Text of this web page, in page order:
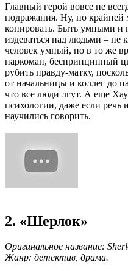
Главный герой вовсе не
подражания. Ну, по крайней
копировать. Быть умными и
издеваться над людьми – не
человек умный, но в то же
наркоман, беспринципный
рубить правду-матку,
от начальницы и коллег до
что все люди лгут. А еще
психологии, даже если речь
научились говорить.
2. «Шерлок»
Оригинальное название:
Жанр: детектив, драма.